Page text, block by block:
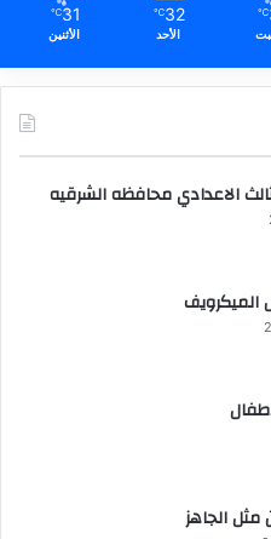
℃
32
℃
الأحد
31
℃
الأثنين
الاعدادي محافظه الشرقيه
الميكرويف
الجاهز